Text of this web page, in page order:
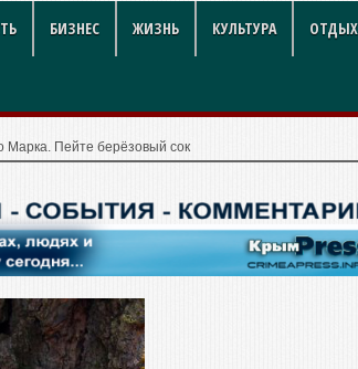
БИЗНЕС ЖИЗНЬ КУЛЬТУРА
Марка. Пейте берёзовый сок